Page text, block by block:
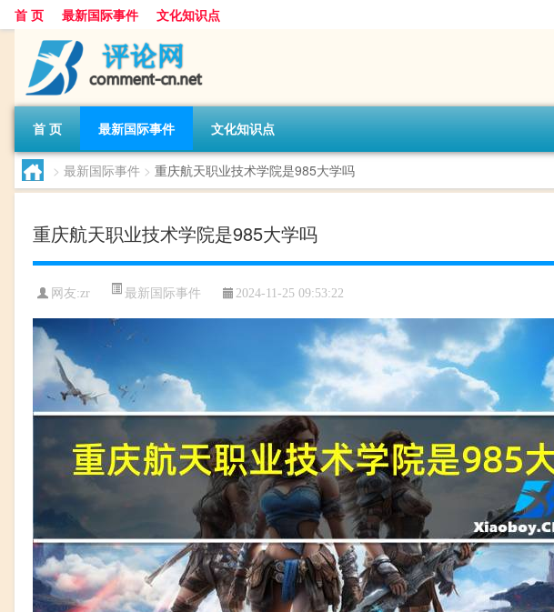
首 页 最新国际事件 文化知识点
首 页 最新国际事件 文化知识点
> 最新国际事件 > 重庆航天职业技术学院是985大学吗
重庆航天职业技术学院是985大学吗
网友:zr 最新国际事件 2024-11-25 09:53:22